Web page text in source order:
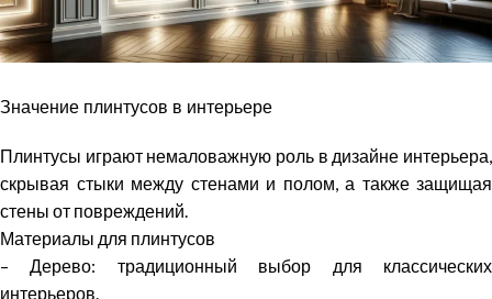
Значение плинтусов в интерьере
Плинтусы играют немаловажную роль в дизайне интерьера,
скрывая стыки между стенами и полом, а также защищая
стены от повреждений.
Материалы для плинтусов
– Дерево: традиционный выбор для классических
интерьеров.